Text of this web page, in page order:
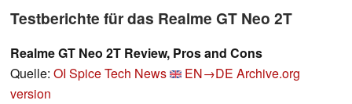
Testberichte für das Realme GT Neo 2T
Realme GT Neo 2T Review, Pros and Cons
Quelle: OI Spice Tech News EN→DE Archive.org
version